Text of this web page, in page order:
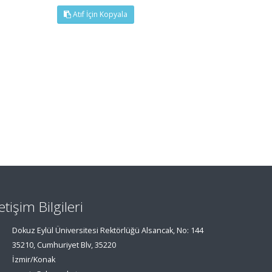
Atıf İçin Kopyala
Bilgileri
Dokuz Eylül Üniversitesi Rektörlüğü Alsancak, No: 144
35210, Cumhuriyet Blv, 35220
İzmir/Konak